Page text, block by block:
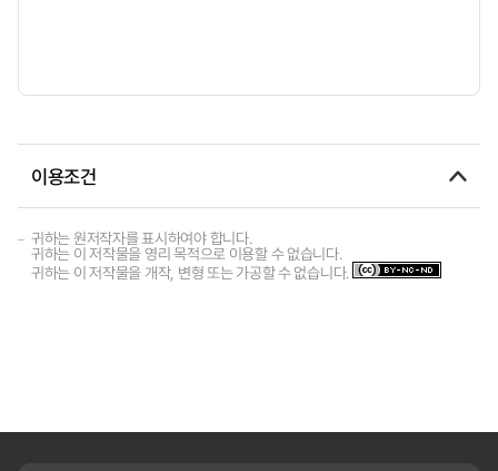
이용조건
귀하는 원저작자를 표시하여야 합니다.
귀하는 이 저작물을 영리 목적으로 이용할 수 없습니다.
귀하는 이 저작물을 개작, 변형 또는 가공할 수 없습니다.